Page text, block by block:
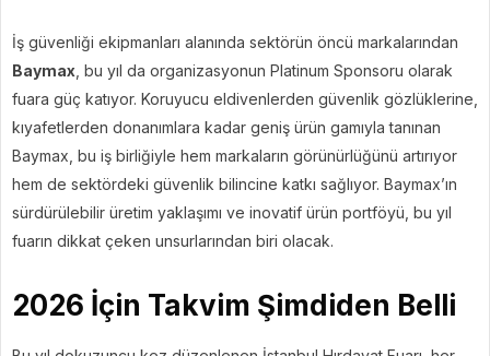
İş güvenliği ekipmanları alanında sektörün öncü markalarından
Baymax , bu yıl da organizasyonun Platinum Sponsoru olarak
fuara güç katıyor. Koruyucu eldivenlerden güvenlik gözlüklerine,
kıyafetlerden donanımlara kadar geniş ürün gamıyla tanınan
Baymax, bu iş birliğiyle hem markaların görünürlüğünü artırıyor
hem de sektördeki güvenlik bilincine katkı sağlıyor. Baymax’ın
sürdürülebilir üretim yaklaşımı ve inovatif ürün portföyü, bu yıl
fuarın dikkat çeken unsurlarından biri olacak.
2026 İçin Takvim Şimdiden Belli